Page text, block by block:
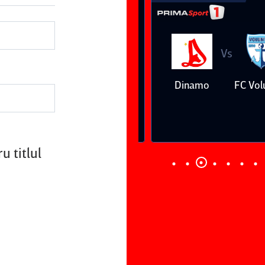
titlul
Farul
Vs
Dinamo FC